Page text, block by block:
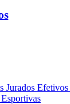
Jurados Efetivos